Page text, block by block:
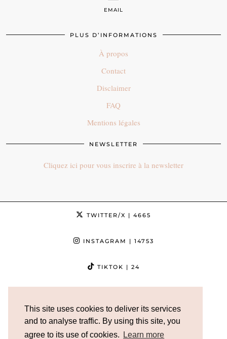
This site uses cookies to deliver its services
and to analyse traffic. By using this site, you
agree to its use of cookies.
Learn more
EMAIL
PLUS D’INFORMATIONS
À propos
Contact
Disclaimer
FAQ
Mentions légales
NEWSLETTER
Cliquez ici pour vous inscrire à la newsletter
TWITTER/X | 4665
INSTAGRAM | 14753
TIKTOK | 24
PINTEREST| 5013